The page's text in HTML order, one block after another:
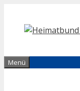
Inhalt
springen
Menü